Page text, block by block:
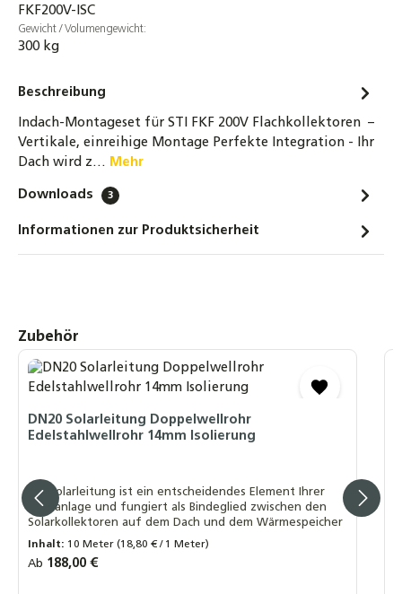
8,70 €
DN20 Wellrohr Verschraubung
Solarleitungen
12,40 €
STI Hochleistungs-Flachkollektor FKF 200
419,00 €
STI Hochleistungs-Flachkollektor FKF 200
Sonnenkollektor Solarthermie-Kollektor
Solarregler
Temperaturdifferenzsteuerung, WLAN + 2
Fühler
SOREL TDC Smart Compact, Solarsteuerung
Temperaturdifferenzsteuerung, WLAN + 2
Fühler
185,90 €
FKF200V-ISC
Gewicht / Volumengewicht:
300 kg
Beschreibung
Indach-Montageset für STI FKF 200V Flachkollektoren –
Vertikale, einreihige Montage Perfekte Integration - Ihr
Dach wird z… Mehr
Downloads 3
Informationen zur Produktsicherheit
Produktgalerie überspringen
Zubehör
DN20 Solarleitung Doppelwellrohr
Edelstahlwellrohr 14mm Isolierung
Die Solarleitung ist ein entscheidendes Element Ihrer
Solaranlage und fungiert als Bindeglied zwischen den
Solarkollektoren auf dem Dach und dem Wärmespeicher
Inhalt: 10 Meter(18,80 € / 1 Meter)
Regulärer Preis:
Ab 188,00 €